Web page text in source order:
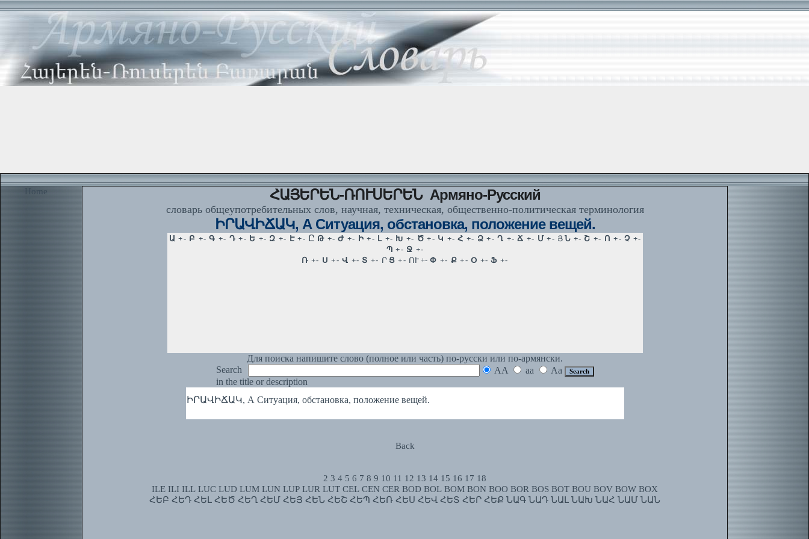
Home ՀԱՅԵՐԵՆ-ՌՈՒՍԵՐԵՆ Армяно-Русский
словарь общеупотребительных слов, научная, техническая, общественно-политическая терминология
ԻՐԱՎԻՃԱԿ, А Ситуация, обстановка, положение вещей.
Для поиска напишите слово (полное или часть) по-русски или по-армянски.
Search
AA aa
Aa
in the title or description
ԻՐԱՎԻՃԱԿ, А Ситуация, обстановка, положение вещей.
Back
2 3 4 5 6 7 8 9 10 11 12 13 14 15 16 17 18
ILE ILI ILL LUC LUD LUM LUN LUP LUR LUT CEL CEN CER BOD BOL BOM BON BOO BOR BOS BOT BOU BOV BOW BOX
ՀԵԲ ՀԵԴ ՀԵԼ ՀԵԾ ՀԵՂ ՀԵՄ ՀԵՅ ՀԵՆ ՀԵՇ ՀԵՊ ՀԵՌ ՀԵՍ ՀԵՎ ՀԵՏ ՀԵՐ ՀԵՔ ՆԱԳ ՆԱԴ ՆԱԼ ՆԱԽ ՆԱՀ ՆԱՄ ՆԱՆ